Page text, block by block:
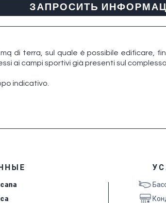
ЗАПРОСИТЬ
di terra, sul quale è possibile edificare,
ai campi sportivi già presenti sul
indicativo.